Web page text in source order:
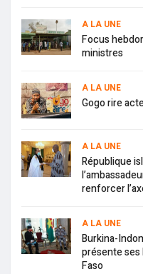
A LA UNE
Focus
ministres
A LA UNE
Gogo rire
A LA UNE
République
renforcer
A LA UNE
Burkina-
présente
Faso